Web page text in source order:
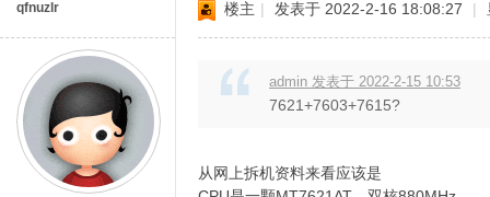
qfnuzlr 楼主 | 发表于 2022-2-16 18:08:27 |
admin 发表于 2022-2-15 10:53
7621+7603+7615?
从网上拆机资料来看应该是